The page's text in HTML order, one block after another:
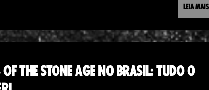
LEIA MAIS
OF THE STONE AGE NO BRASIL: TUDO O